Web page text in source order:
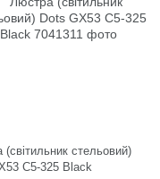
стельовий)
C5-325 Black